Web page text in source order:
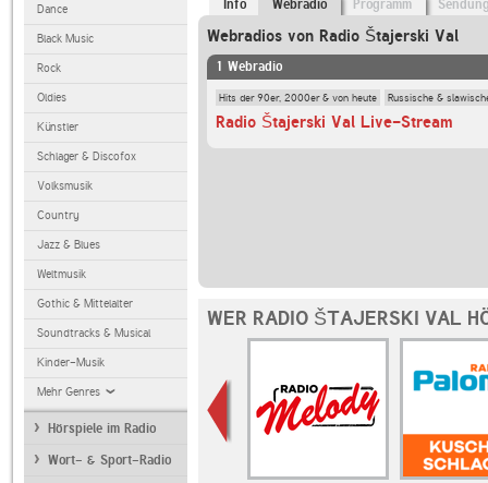
Dance
Black Music
Rock
Oldies
Künstler
Schlager & Discofox
Volksmusik
Country
Jazz & Blues
Weltmusik
Gothic & Mittelalter
Soundtracks & Musical
Kinder-Musik
Mehr Genres
Hörspiele im Radio
Wort- & Sport-Radio
Info Webradio Programm
Webradios von Radio Štajerski Val
1 Webradio
Hits der 90er, 2000er & von heute Russische &
Radio Štajerski Val Live-Stream
WER RADIO ŠTAJERSKI VAL